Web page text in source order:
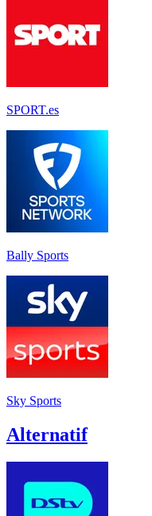
SPORT.es
Bally Sports
Sky Sports
Alternatif